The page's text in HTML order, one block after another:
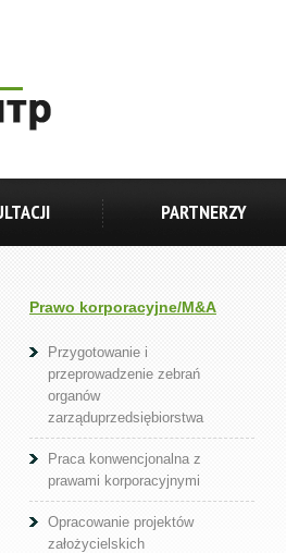
PARTNERZY
Prawo korporacyjne/M&A
Przygotowanie i
przeprowadzenie zebrań
organów
zarząduprzedsiębiorstwa
Praca konwencjonalna z
prawami korporacyjnymi
Opracowanie projektów
założycielskich